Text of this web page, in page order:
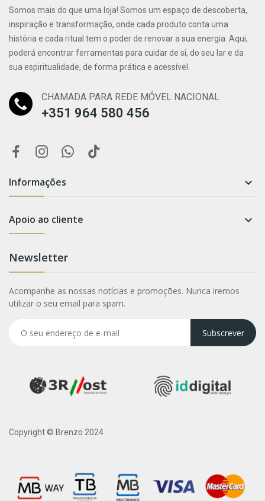
Somos mais do que uma loja! Somos um espaço de descoberta,
inspiração e transformação, onde cada produto conta uma
história e cada ritual tem o poder de renovar a sua energia. Aqui,
poderá encontrar ferramentas para cuidar de si, do seu lar e da
sua espiritualidade, de forma prática e acessível.
CHAMADA PARA REDE MÓVEL NACIONAL
+351 964 580 456
Informações 
Apoio ao cliente 
Newsletter
Acompanhe as nossas notícias e promoções. Nunca iremos
utilizar o seu email para spam.
Subscrever
Copyright © Brenzo 2024